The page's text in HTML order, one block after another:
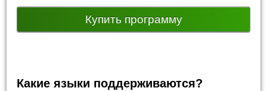
Купить программу
Какие языки поддерживаются?